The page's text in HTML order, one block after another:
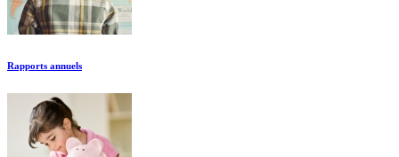
Rapports annuels